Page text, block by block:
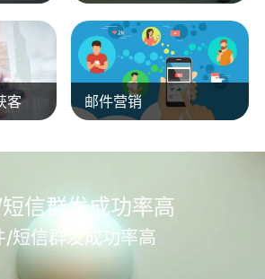
客 邮件营销
信群发成功率高
/短信群发成功率高